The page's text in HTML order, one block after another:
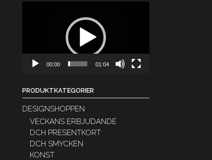
00:00 01:04
PRODUKTKATEGORIER
DESIGNSHOPPEN
VECKANS ERBJUDANDE
DCH PRESENTKORT
DCH SMYCKEN
KONST